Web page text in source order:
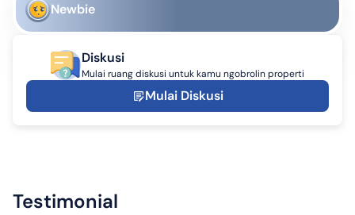
Newbie
Diskusi
Mulai ruang diskusi untuk kamu ngobrolin properti
Mulai Diskusi
Testimonial